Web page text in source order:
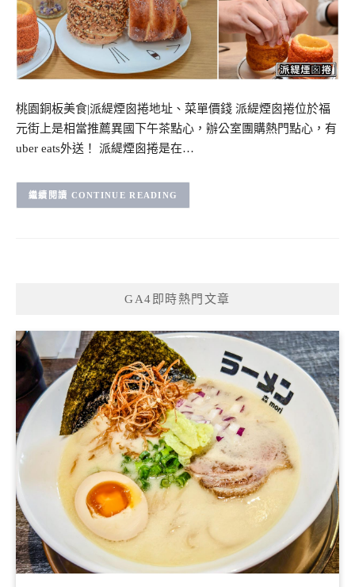
桃園銅板美食|派緹煙囪捲地址、菜單價錢 派緹煙囪捲位於福
元街上是相當推薦異國下午茶點心，辦公室團購熱門點心，有
uber eats外送！ 派緹煙囪捲是在…
CONTINUE READING
GA4即時熱門文章